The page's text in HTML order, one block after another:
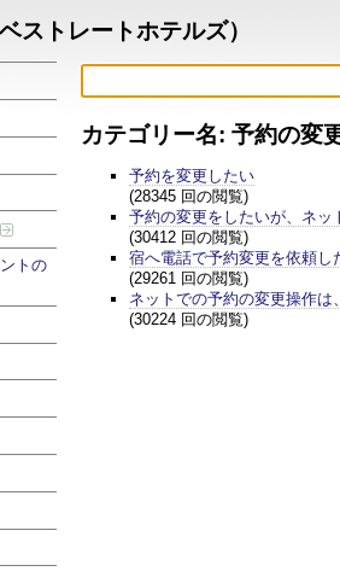
ストレートホテルズ）
トの
カテゴリー名: 予約の変
予約を変更したい
(28345 回の閲覧)
予約の変更をしたいが、ネッ
(30412 回の閲覧)
宿へ電話で予約変更を依頼
(29261 回の閲覧)
ネットでの予約の変更操作は
(30224 回の閲覧)